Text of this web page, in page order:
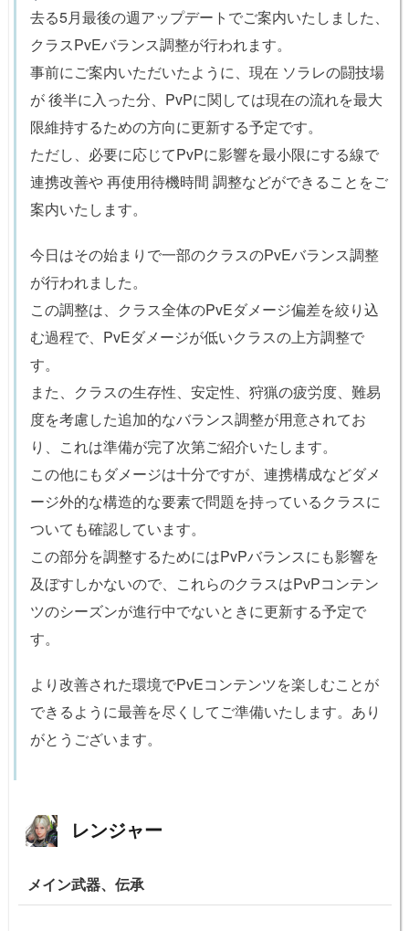
去る5月最後の週アップデートでご案内いたしました、
クラスPvEバランス調整が行われます。
事前にご案内いただいたように、現在 ソラレの闘技場
が 後半に入った分、PvPに関しては現在の流れを最大
限維持するための方向に更新する予定です。
ただし、必要に応じてPvPに影響を最小限にする線で
連携改善や 再使用待機時間 調整などができることをご
案内いたします。
今日はその始まりで一部のクラスのPvEバランス調整
が行われました。
この調整は、クラス全体のPvEダメージ偏差を絞り込
む過程で、PvEダメージが低いクラスの上方調整で
す。
また、クラスの生存性、安定性、狩猟の疲労度、難易
度を考慮した追加的なバランス調整が用意されてお
り、これは準備が完了次第ご紹介いたします。
この他にもダメージは十分ですが、連携構成などダメ
ージ外的な構造的な要素で問題を持っているクラスに
ついても確認しています。
この部分を調整するためにはPvPバランスにも影響を
及ぼすしかないので、これらのクラスはPvPコンテン
ツのシーズンが進行中でないときに更新する予定で
す。
より改善された環境でPvEコンテンツを楽しむことが
できるように最善を尽くしてご準備いたします。あり
がとうございます。
レンジャー
メイン武器、伝承